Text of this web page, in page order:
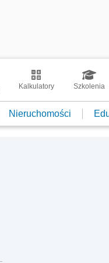
Kalkulatory Szkolenia
Nieruchomości